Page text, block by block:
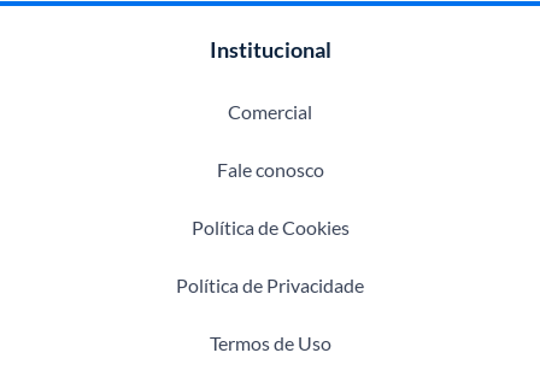
Institucional
Comercial
Fale conosco
Política de Cookies
Política de Privacidade
Termos de Uso